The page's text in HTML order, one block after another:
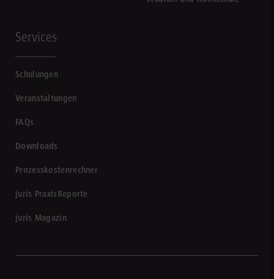
Services
Schulungen
Veranstaltungen
FAQs
Downloads
Prozesskostenrechner
juris PraxisReporte
juris Magazin